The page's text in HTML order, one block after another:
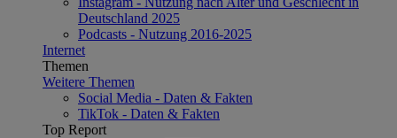
Deutschland 2025
Podcasts - Nutzung 2016-2025
Internet
Themen
Weitere Themen
Social Media - Daten & Fakten
TikTok - Daten & Fakten
Top Report